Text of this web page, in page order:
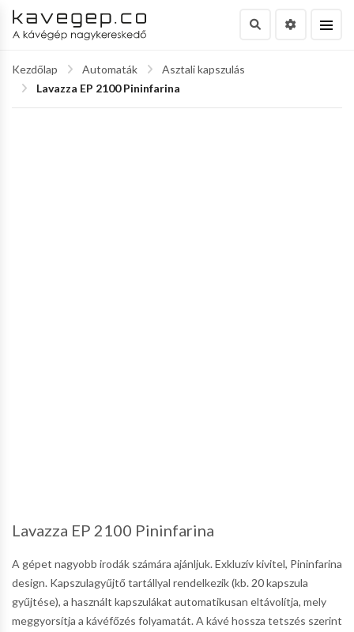
Kezdőlap Automaták
Asztali kapszulás
Lavazza EP 2100 Pininfarina
Lavazza EP 2100 Pininfarina
A gépet nagyobb irodák számára ajánljuk. Exkluzív kivitel, Pininfarina
design. Kapszulagyűjtő tartállyal rendelkezik (kb. 20 kapszula
gyűjtése), a használt kapszulákat automatikusan eltávolítja, mely
meggyorsítja a kávéfőzés folyamatát. A kávé hossza tetszés szerint